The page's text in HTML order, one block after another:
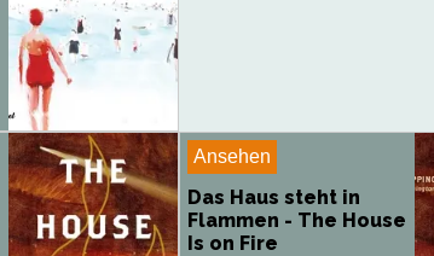
Ansehen
Das Haus steht in
Flammen - The House
Is on Fire